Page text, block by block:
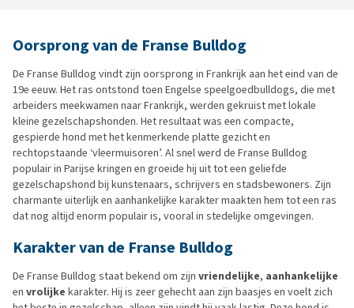
Oorsprong van de Franse Bulldog
De Franse Bulldog vindt zijn oorsprong in Frankrijk aan het eind van de
19e eeuw. Het ras ontstond toen Engelse speelgoedbulldogs, die met
arbeiders meekwamen naar Frankrijk, werden gekruist met lokale
kleine gezelschapshonden. Het resultaat was een compacte,
gespierde hond met het kenmerkende platte gezicht en
rechtopstaande ‘vleermuisoren’. Al snel werd de Franse Bulldog
populair in Parijse kringen en groeide hij uit tot een geliefde
gezelschapshond bij kunstenaars, schrijvers en stadsbewoners. Zijn
charmante uiterlijk en aanhankelijke karakter maakten hem tot een ras
dat nog altijd enorm populair is, vooral in stedelijke omgevingen.
Karakter van de Franse Bulldog
De Franse Bulldog staat bekend om zijn vriendelijke, aanhankelijke
en vrolijke karakter. Hij is zeer gehecht aan zijn baasjes en voelt zich